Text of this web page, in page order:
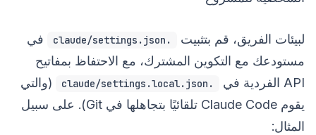
لبيئات الفريق، قم بتثبيت .claude/settings.json
في
مستودعك مع التكوين المشترك، مع الاحتفاظ بمفاتيح
API الفردية في
.claude/settings.local.json
(والتي
يقوم Claude Code تلقائيًا بتجاهلها في Git). على سبيل
المثال: